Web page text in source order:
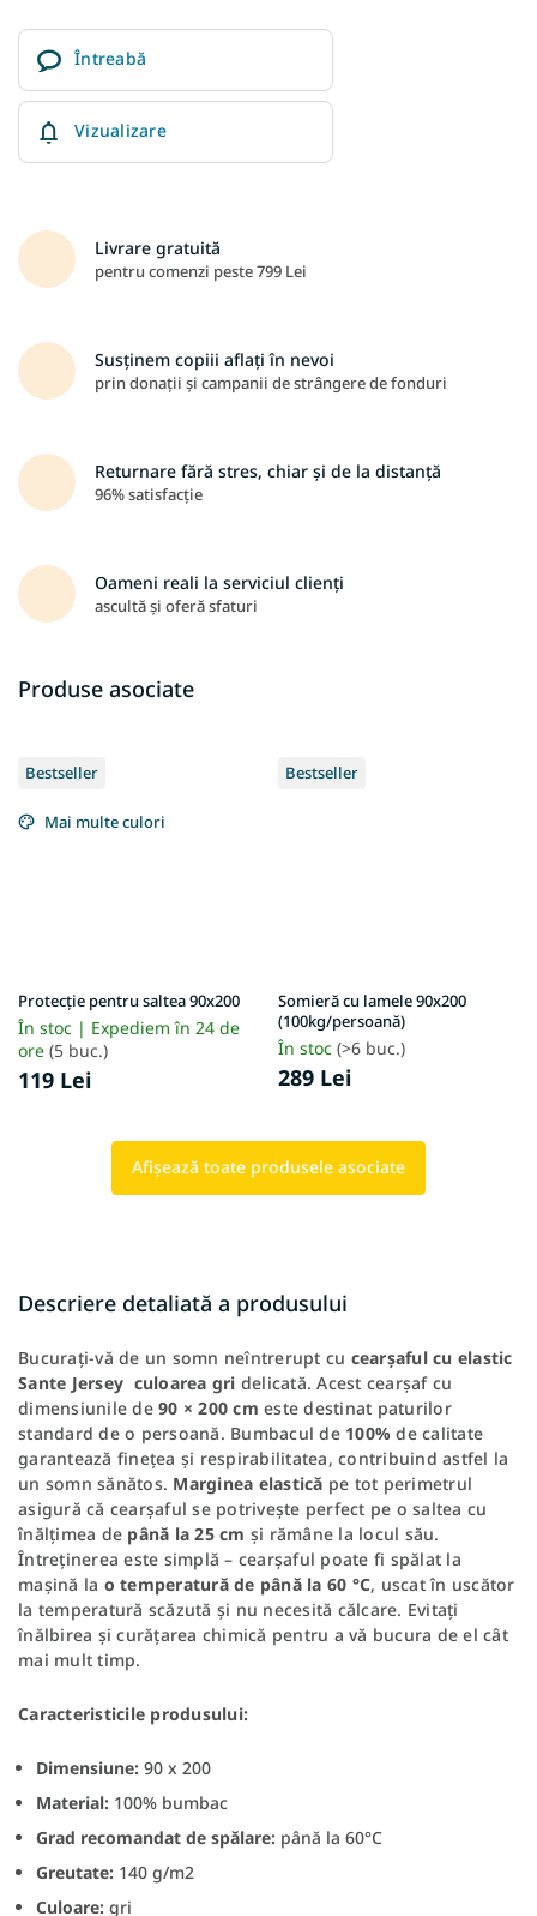
Întreabă
Vizualizare
Livrare gratuită
pentru comenzi peste 799 Lei
Susținem copiii aflați în nevoi
prin donații și campanii de strângere de fonduri
Returnare fără stres, chiar și de la distanță
96% satisfacție
Oameni reali la serviciul clienți
ascultă și oferă sfaturi
Produse asociate
Bestseller
Mai multe culori
Protecție pentru saltea 90x200
În stoc | Expediem în 24 de
ore (5 buc.)
119 Lei
Bestseller
Somieră cu lamele 90x200
(100kg/persoană)
În stoc (>6 buc.)
289 Lei
Afişează toate produsele asociate
Descriere detaliată a produsului
Bucurați-vă de un somn neîntrerupt cu cearșaful cu elastic
Sante Jersey culoarea gri delicată. Acest cearșaf cu
dimensiunile de 90 × 200 cm este destinat paturilor
standard de o persoană. Bumbacul de 100% de calitate
garantează finețea și respirabilitatea, contribuind astfel la
un somn sănătos. Marginea elastică pe tot perimetrul
asigură că cearșaful se potrivește perfect pe o saltea cu
înălțimea de până la 25 cm și rămâne la locul său.
Întreținerea este simplă – cearșaful poate fi spălat la
mașină la o temperatură de până la 60 °C, uscat în uscător
la temperatură scăzută și nu necesită călcare. Evitați
înălbirea și curățarea chimică pentru a vă bucura de el cât
mai mult timp.
Caracteristicile produsului:
Dimensiune: 90 x 200
Material: 100% bumbac
Grad recomandat de spălare: până la 60°C
Greutate: 140 g/m2
Culoare: gri